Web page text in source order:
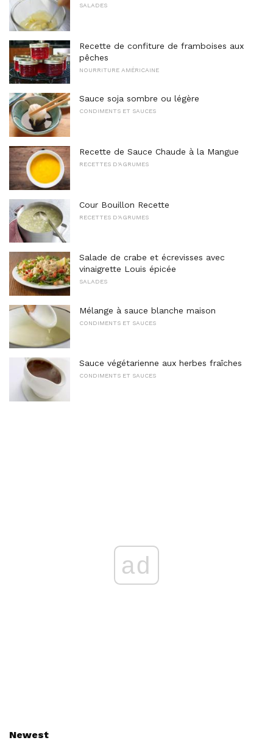
SALADES
Recette de confiture de framboises aux
pêches
NOURRITURE AMÉRICAINE
Sauce soja sombre ou légère
CONDIMENTS ET SAUCES
Recette de Sauce Chaude à la Mangue
RECETTES D'AGRUMES
Cour Bouillon Recette
RECETTES D'AGRUMES
Salade de crabe et écrevisses avec
vinaigrette Louis épicée
SALADES
Mélange à sauce blanche maison
CONDIMENTS ET SAUCES
Sauce végétarienne aux herbes fraîches
CONDIMENTS ET SAUCES
ad
Newest